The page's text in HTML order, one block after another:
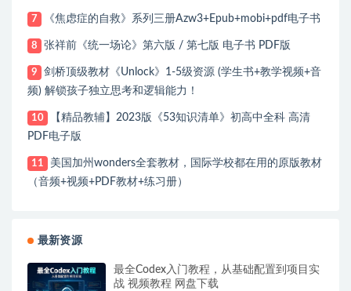
7 《焦虑症的自救》系列三册Azw3+Epub+mobi+pdf电子书
8 张祥前《统一场论》第六版 / 第七版 电子书 PDF版
9
剑桥顶级教材《Unlock》1-5级资源 (学生书+教学视频+音
频) 解锁孩子独立思考和逻辑能力！
10
【精品教辅】2023版《53知识清单》初高中全科 高清
PDF电子版
11
美国加州wonders全套教材，国际学校都在用的原版教材
（音频+视频+PDF教材+练习册）
最新资源
最全Codex入门教程，从基础配置到项目实
战 视频教程 网盘下载